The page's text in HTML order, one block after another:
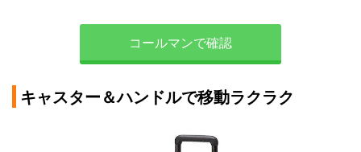
コールマンで確認
キャスター＆ハンドルで移動ラクラク